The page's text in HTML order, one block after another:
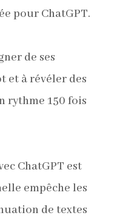
pour ChatGPT.
de ses
et à révéler des
rythme 150 fois
ChatGPT est
empêche les
de textes